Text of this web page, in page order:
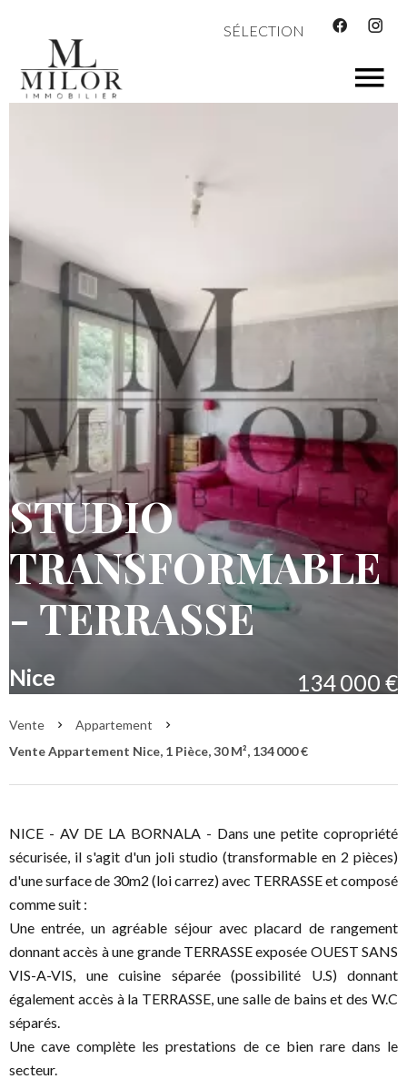
SÉLECTION
STUDIO
TRANSFORMABLE
- TERRASSE
Nice 134 000 €
Vente
Appartement
Vente Appartement Nice, 1 Pièce, 30 M², 134 000 €
NICE - AV DE LA BORNALA - Dans une petite copropriété
sécurisée, il s'agit d'un joli studio (transformable en 2 pièces)
d'une surface de 30m2 (loi carrez) avec TERRASSE et composé
comme suit :
Une entrée, un agréable séjour avec placard de rangement
donnant accès à une grande TERRASSE exposée OUEST SANS
VIS-A-VIS, une cuisine séparée (possibilité U.S) donnant
également accès à la TERRASSE, une salle de bains et des W.C
séparés.
Une cave complète les prestations de ce bien rare dans le
secteur.